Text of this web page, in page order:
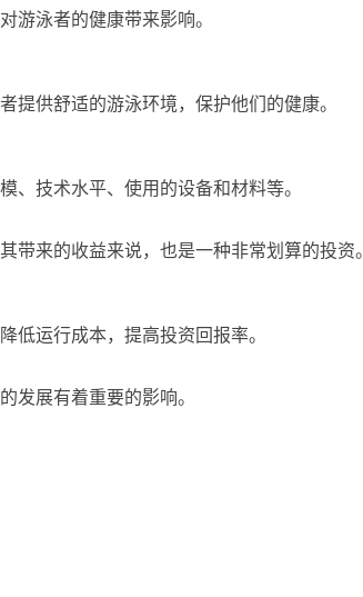
游泳者的健康带来影响。
供舒适的游泳环境，保护他们的健康。
、技术水平、使用的设备和材料等。
来的收益来说，也是一种非常划算的投资。
低运行成本，提高投资回报率。
发展有着重要的影响。